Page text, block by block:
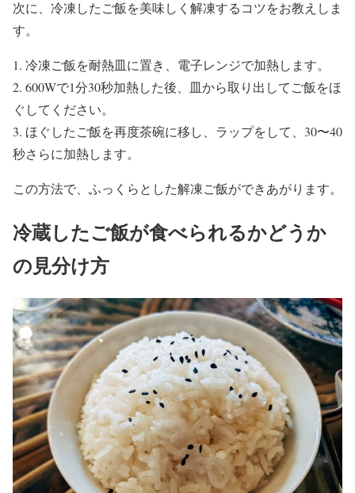
次に、冷凍したご飯を美味しく解凍するコツをお教えしま
す。
1. 冷凍ご飯を耐熱皿に置き、電子レンジで加熱します。
2. 600Wで1分30秒加熱した後、皿から取り出してご飯をほ
ぐしてください。
3. ほぐしたご飯を再度茶碗に移し、ラップをして、30〜40
秒さらに加熱します。
この方法で、ふっくらとした解凍ご飯ができあがります。
冷蔵したご飯が食べられるかどうか
の見分け方